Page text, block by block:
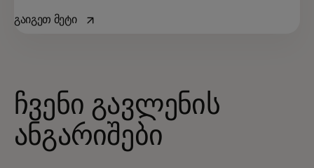
გაიგეთ მეტიopens in a new tab
ჩვენი გავლენის
ანგარიშები